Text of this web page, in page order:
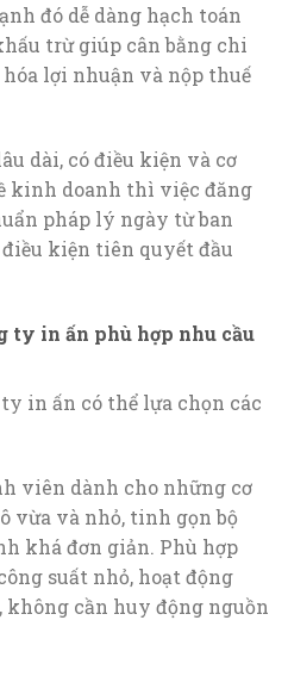
đó dễ dàng hạch toán
trừ giúp cân bằng chi
lợi nhuận và nộp thuế
dài, có điều kiện và cơ
kinh doanh thì việc đăng
pháp lý ngày từ ban
kiện tiên quyết đầu
ty in ấn phù hợp nhu cầu
in ấn có thể lựa chọn các
viên dành cho những cơ
vừa và nhỏ, tinh gọn bộ
khá đơn giản. Phù hợp
suất nhỏ, hoạt động
cần huy động nguồn